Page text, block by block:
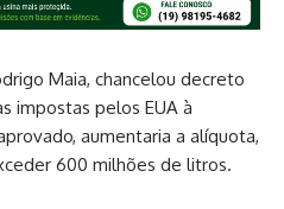
Maia, chancelou decreto
impostas pelos EUA à
aumentaria a alíquota,
600 milhões de litros.